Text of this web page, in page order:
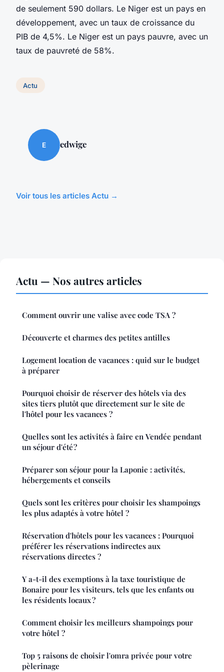
de seulement 590 dollars. Le Niger est un pays en
développement, avec un taux de croissance du
PIB de 4,5%. Le Niger est un pays pauvre, avec un
taux de pauvreté de 58%.
Actu
E edwige
Voir tous les articles Actu →
Actu — Nos autres articles
Comment ouvrir une valise avec code TSA ?
Découverte et charmes des petites antilles
Logement location de vacances : quid sur le budget
à préparer
Pourquoi choisir de réserver des hôtels via des
sites tiers plutôt que directement sur le site de
l'hôtel pour les vacances ?
Quelles sont les activités à faire en Vendée pendant
un séjour d'été ?
Préparer son séjour pour la Laponie : activités,
hébergements et conseils
Quels sont les critères pour choisir les shampoings
les plus adaptés à votre hôtel ?
Réservation d'hôtels pour les vacances : Pourquoi
préférer les réservations indirectes aux
réservations directes ?
Y a-t-il des exemptions à la taxe touristique de
Bonaire pour les visiteurs, tels que les enfants ou
les résidents locaux ?
Comment choisir les meilleurs shampoings pour
votre hôtel ?
Top 5 raisons de choisir l'omra privée pour votre
pèlerinage